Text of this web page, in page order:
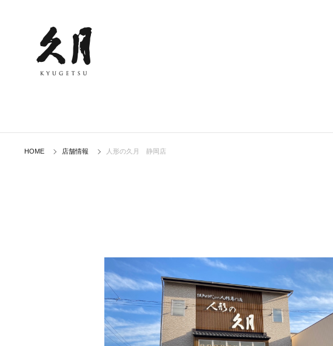
HOME 店舗情報 人形の久月 静岡店